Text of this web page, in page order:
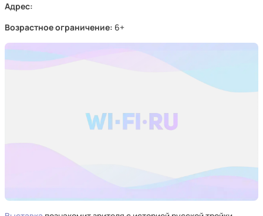
Адрес:
Возрастное ограничение: 6+